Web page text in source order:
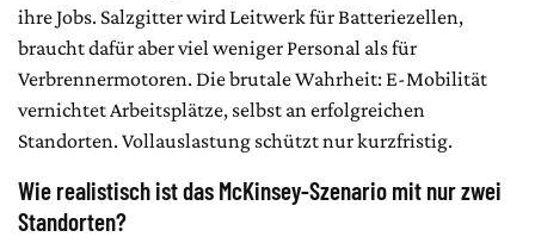
ihre Jobs. Salzgitter wird Leitwerk für Batteriezellen,
braucht dafür aber viel weniger Personal als für
Verbrennermotoren. Die brutale Wahrheit: E-Mobilität
vernichtet Arbeitsplätze, selbst an erfolgreichen
Standorten. Vollauslastung schützt nur kurzfristig.
Wie realistisch ist das McKinsey-Szenario mit nur zwei
Standorten?